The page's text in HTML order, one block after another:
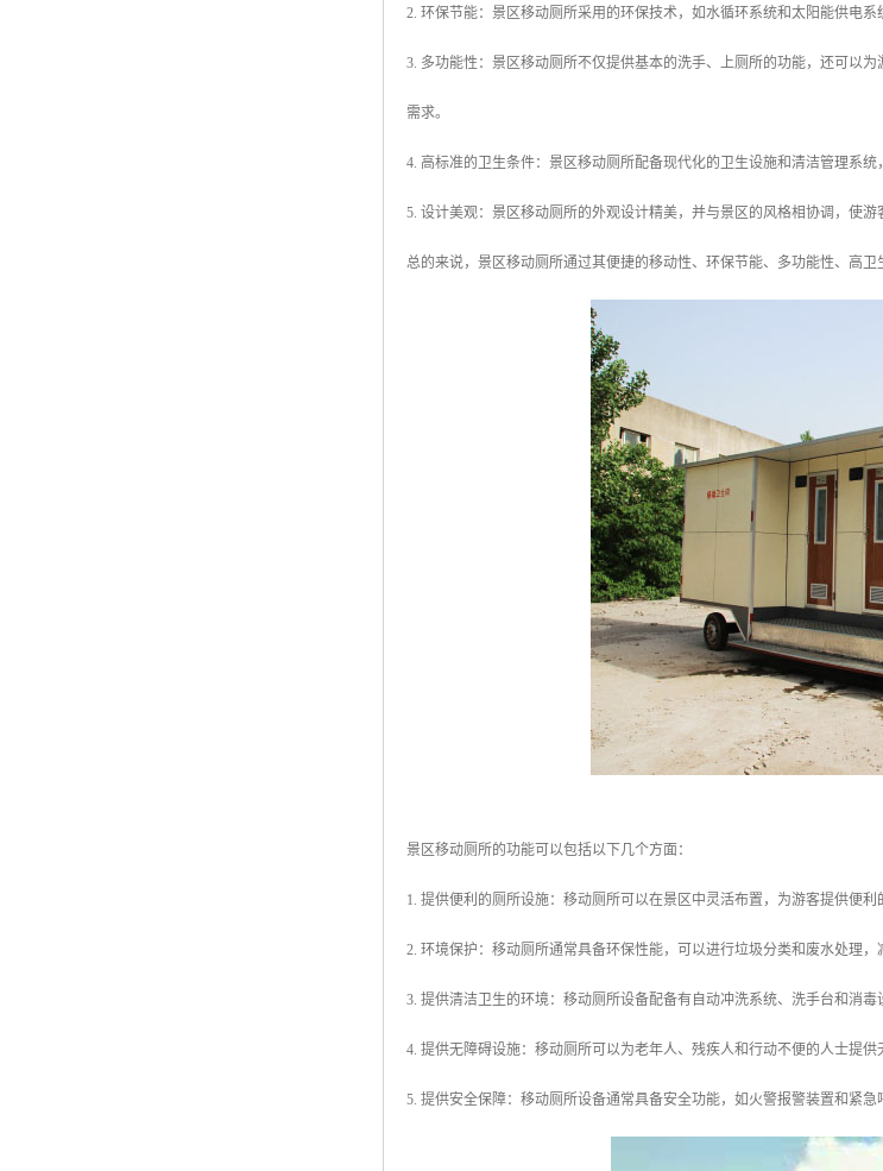
2. 环保节能：景区移动厕所采用的环保技术，如水循环系统和太阳能供电
3. 多功能性：景区移动厕所不仅提供基本的洗手、上厕所的功能，还可以
需求。
4. 高标准的卫生条件：景区移动厕所配备现代化的卫生设施和清洁管理系
5. 设计美观：景区移动厕所的外观设计精美，并与景区的风格相协调，使游
总的来说，景区移动厕所通过其便捷的移动性、环保节能、多功能性、高
景区移动厕所的功能可以包括以下几个方面：
1. 提供便利的厕所设施：移动厕所可以在景区中灵活布置，为游客提供便利
2. 环境保护：移动厕所通常具备环保性能，可以进行垃圾分类和废水处理，
3. 提供清洁卫生的环境：移动厕所设备配备有自动冲洗系统、洗手台和消
4. 提供无障碍设施：移动厕所可以为老年人、残疾人和行动不便的人士提
5. 提供安全保障：移动厕所设备通常具备安全功能，如火警报警装置和紧急